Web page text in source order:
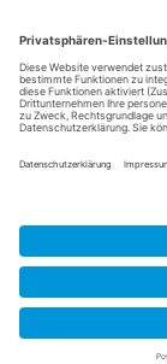
mail@ski-
06221 / 47 10
Copyright © Ski